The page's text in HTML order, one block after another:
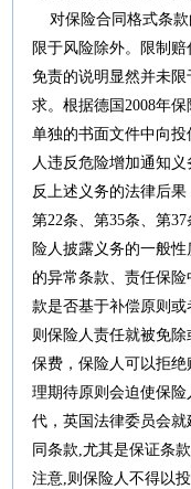
对保险合同格式条款
限于风险除外。限制
免责的说明显然并未
求。根据德国2008年
单独的书面文件中向
人违反危险增加通知
反上述义务的法律后
第22条、第35条、第
险人披露义务的一般
的异常条款、责任保
款是否基于补偿原则
则保险人责任就被免
保费，保险人可以拒
理期待原则会迫使保
代，英国法律委员会
同条款,尤其是保证条
注意,则保险人不得以